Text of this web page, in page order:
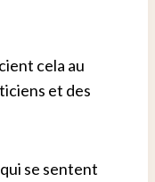
cela au
et des
se sentent